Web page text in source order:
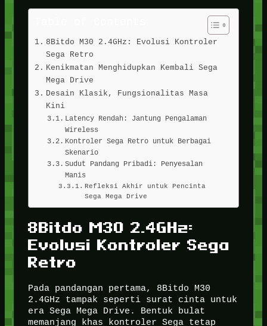
8Bitdo M30 2.4GHz: Evolusi Kontroler
Sega Retro
Kenikmatan Menghidupkan Kembali Sega
Mega Drive
Desain Klasik, Fungsionalitas Masa
Kini
Latency Rendah: Jantung Pengalaman
Wireless
Kontroler Sega Retro untuk Berbagai
Skenario
Sudut Pandang Pribadi: Penyesalan
Manis
Refleksi Akhir untuk Pencinta
Sega Mega Drive
8Bitdo M30 2.4GHz:
Evolusi Kontroler Sega
Retro
Pada pandangan pertama, 8Bitdo M30
2.4GHz tampak seperti surat cinta untuk
era Sega Mega Drive. Bentuk bulat
memanjang khas kontroler Sega tetap